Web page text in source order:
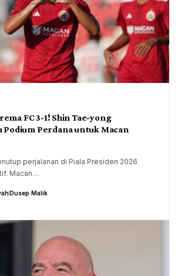
FC 3-1! Shin Tae-yong
Podium Perdana untuk Macan
perjalanan di Piala Presiden 2026
Macan…
Dusep Malik